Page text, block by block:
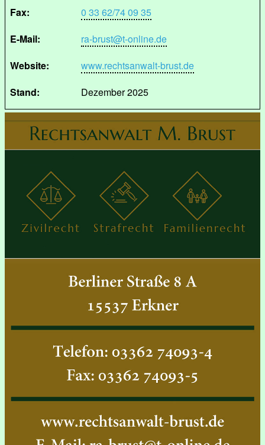
Fax:
0 33 62/74 09 35
E-Mail:
ra-brust@t-online.de
Website:
www.rechtsanwalt-brust.de
Stand:
Dezember 2025